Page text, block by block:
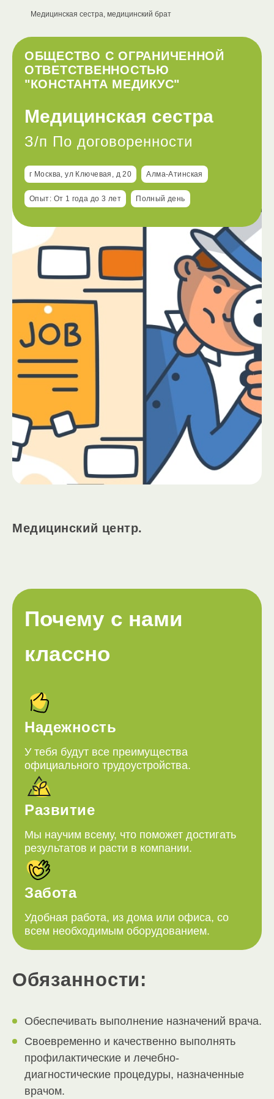
ОБЩЕСТВО С ОГРАНИЧЕННОЙ
ОТВЕТСТВЕННОСТЬЮ
"КОНСТАНТА МЕДИКУС"
Медицинская сестра, медицинский брат
Медицинская сестра
З/п По договоренности
г Москва, ул Ключевая, д 20 Алма-Атинская
Опыт: От 1 года до 3 лет Полный день
Медицинский центр.
Почему с нами
классно
Надежность
У тебя будут все преимущества
официального трудоустройства.
Развитие
Мы научим всему, что поможет достигать
результатов и расти в компании.
Забота
Удобная работа, из дома или офиса, со
всем необходимым оборудованием.
Обязанности:
Обеспечивать выполнение назначений врача.
Своевременно и качественно выполнять
профилактические и лечебно-
диагностические процедуры, назначенные
врачом.